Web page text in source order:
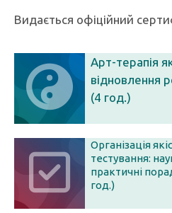
Видається офіційний
Арт-терапія
відновлення
(4 год.)
Організація
тестування:
практичні
год.)